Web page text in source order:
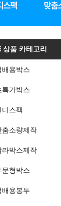
상품 카테고리
배용박스
특가박스
디스팩
춤소량제작
라박스제작
문형박스
배용봉투